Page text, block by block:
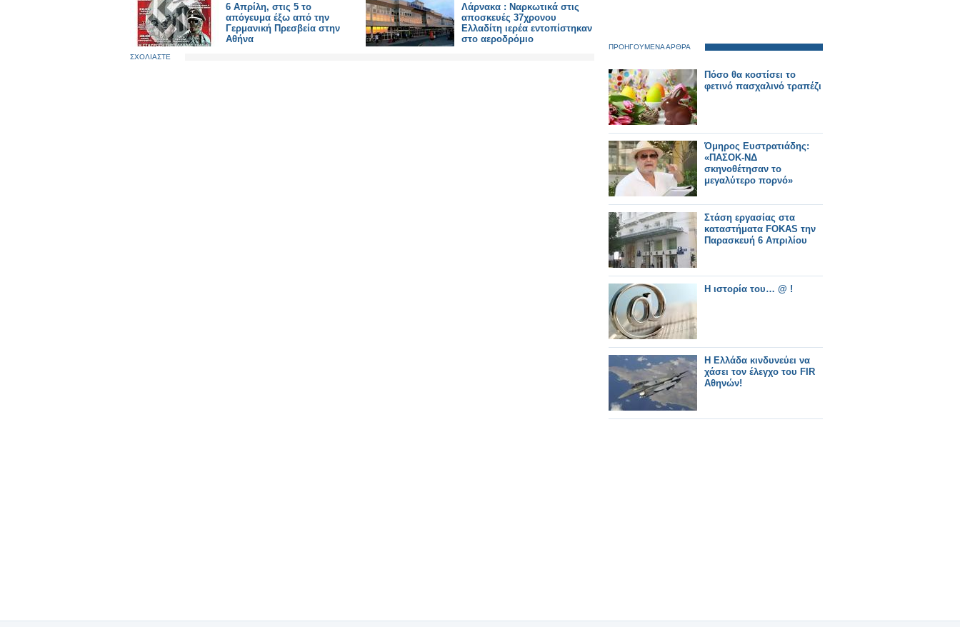
6 Απρίλη, στις 5 το
απόγευμα έξω από την
Γερμανική Πρεσβεία στην
Αθήνα
Λάρνακα : Ναρκωτικά στις
αποσκευές 37χρονου
Ελλαδίτη ιερέα εντοπίστηκαν
στο αεροδρόμιο
ΣΧΟΛΙΑΣΤΕ
ΠΡΟΗΓΟΥΜΕΝΑ ΑΡΘΡΑ
Πόσο θα κοστίσει το
φετινό πασχαλινό τραπέζι
Όμηρος Ευστρατιάδης:
«ΠΑΣΟΚ-ΝΔ
σκηνοθέτησαν το
μεγαλύτερο πορνό»
Στάση εργασίας στα
καταστήματα FOKAS την
Παρασκευή 6 Απριλίου
Η ιστορία του… @ !
Η Ελλάδα κινδυνεύει να
χάσει τον έλεγχο του FIR
Αθηνών!